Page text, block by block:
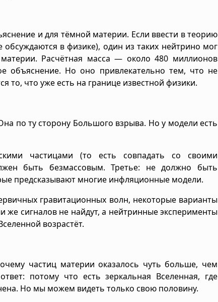
и для тёмной материи. Если ввести в теорию
в физике), один из таких нейтрино мог
Расчётная масса — около 480 миллионов
объяснение. Но оно привлекательно тем, что не
то, что уже есть на границе известной физики.
по ту сторону Большого взрыва. Но у модели есть
частицами (то есть совпадать со своими
быть безмассовым. Третье: не должно быть
предсказывают многие инфляционные модели.
гравитационных волн, некоторые варианты
же сигналов не найдут, а нейтринные эксперименты
возрастёт.
частиц материи оказалось чуть больше, чем
потому что есть зеркальная Вселенная, где
Но мы можем видеть только свою половину.